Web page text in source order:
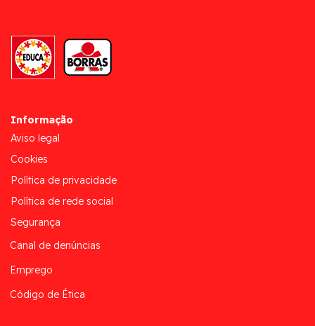
Informação
Aviso legal
Cookies
Política de privacidade
Política de rede social
Segurança
Canal de denúncias
Emprego
Código de Ética